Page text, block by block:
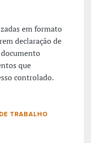
em formato
declaração de
que
controlado.
TRABALHO